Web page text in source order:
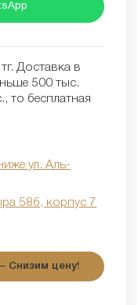
Доставка в
500 тыс.
то бесплатная
ул. Аль-
58б, корпус 7
Снизим цену!